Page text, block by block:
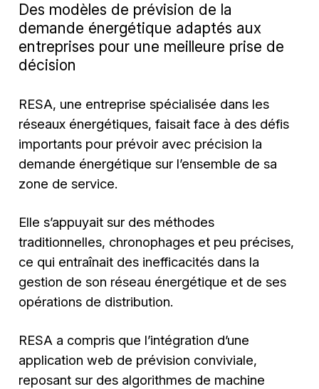
Des modèles de prévision de la
demande énergétique adaptés aux
entreprises pour une meilleure prise de
décision
RESA, une entreprise spécialisée dans les
réseaux énergétiques, faisait face à des défis
importants pour prévoir avec précision la
demande énergétique sur l’ensemble de sa
zone de service.
Elle s’appuyait sur des méthodes
traditionnelles, chronophages et peu précises,
ce qui entraînait des inefficacités dans la
gestion de son réseau énergétique et de ses
opérations de distribution.
RESA a compris que l’intégration d’une
application web de prévision conviviale,
reposant sur des algorithmes de machine